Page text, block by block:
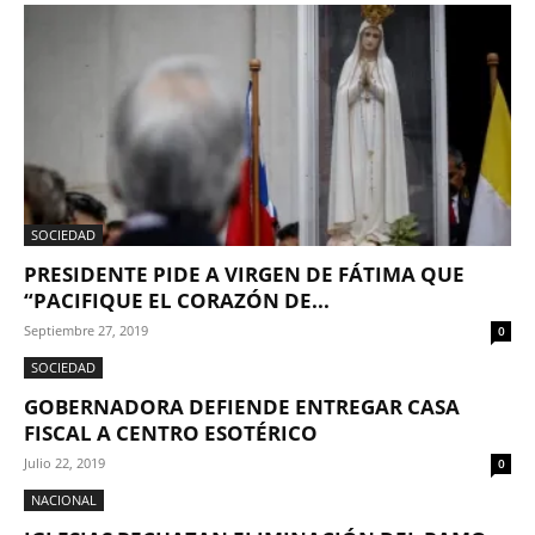
SOCIEDAD
PRESIDENTE PIDE A VIRGEN DE FÁTIMA QUE
“PACIFIQUE EL CORAZÓN DE...
Septiembre 27, 2019 0
SOCIEDAD
GOBERNADORA DEFIENDE ENTREGAR CASA
FISCAL A CENTRO ESOTÉRICO
Julio 22, 2019 0
NACIONAL